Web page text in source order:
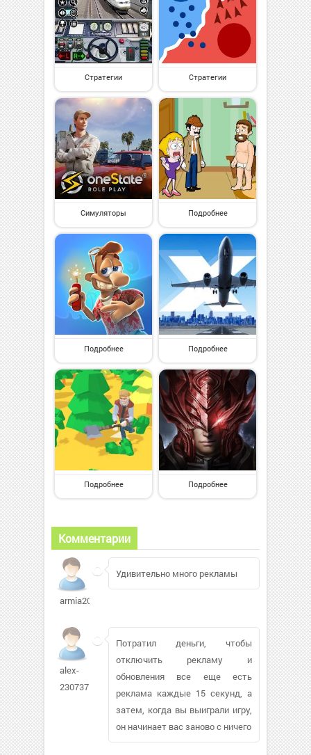
Стратегии Стратегии
Симуляторы Подробнее
Подробнее Подробнее
Подробнее Подробнее
Комментарии
armia2003
Удивительно много рекламы
alex-
230737
Потратил деньги, чтобы
отключить рекламу и
обновления все еще есть
реклама каждые 15 секунд, а
затем, когда вы выиграли игру,
он начинает вас заново с ничего